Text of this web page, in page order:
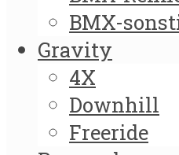
BMX-
Gravity
4X
Downhill
Freeride